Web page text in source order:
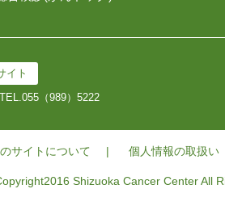
イト
TEL.055（989）5222
サイトについて 個人情報の取扱い
Shizuoka Cancer Center All